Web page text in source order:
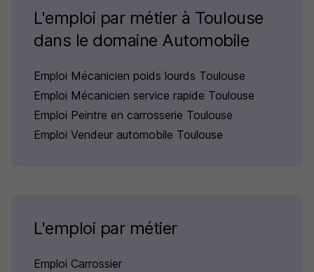
L'emploi par métier à Toulouse
dans le domaine Automobile
Emploi Mécanicien poids lourds Toulouse
Emploi Mécanicien service rapide Toulouse
Emploi Peintre en carrosserie Toulouse
Emploi Vendeur automobile Toulouse
L'emploi par métier
Emploi Carrossier